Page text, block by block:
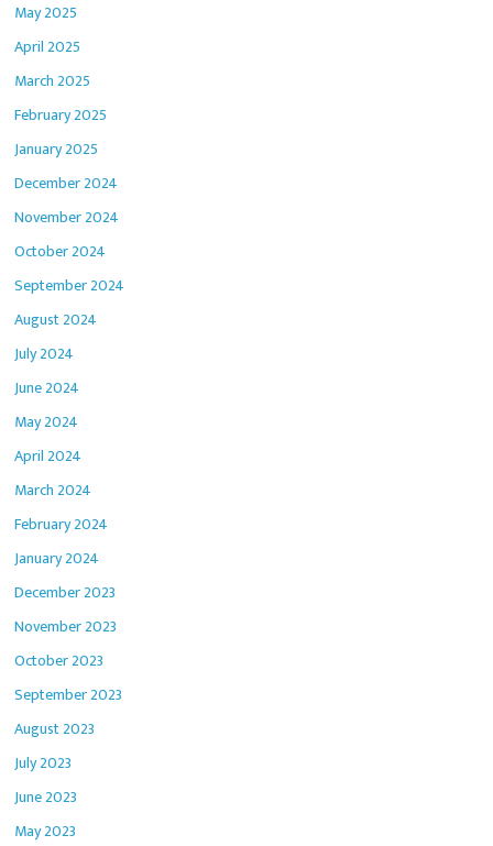
May 2025
April 2025
March 2025
February 2025
January 2025
December 2024
November 2024
October 2024
September 2024
August 2024
July 2024
June 2024
May 2024
April 2024
March 2024
February 2024
January 2024
December 2023
November 2023
October 2023
September 2023
August 2023
July 2023
June 2023
May 2023